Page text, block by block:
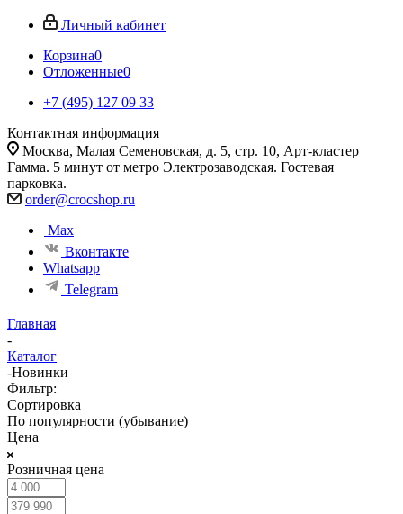
Личный кабинет
Корзина0
Отложенные0
+7 (495) 127 09 33
Контактная информация
Москва, Малая Семеновская, д. 5, стр. 10, Арт-кластер
Гамма. 5 минут от метро Электрозаводская. Гостевая
парковка.
order@crocshop.ru
Max
Вконтакте
Whatsapp
Telegram
Главная
-
Каталог
-Новинки
Фильтр:
Сортировка
По популярности (убывание)
Цена
Розничная цена